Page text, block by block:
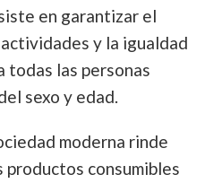
en garantizar el
y la igualdad
todas las personas
sexo y edad.
moderna rinde
consumibles